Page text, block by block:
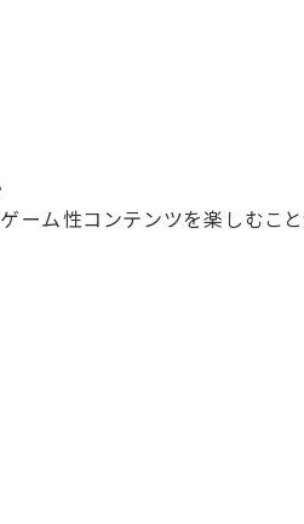
ーム性コンテンツを楽しむこ